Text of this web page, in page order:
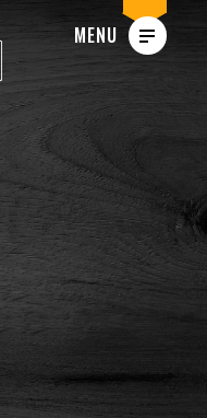
MENU